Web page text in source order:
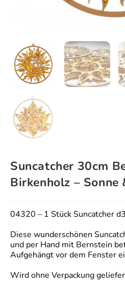
Suncatcher 30cm
Birkenholz – Sonne
04320 – 1 Stück Suncatcher
Diese wunderschönen
und per Hand mit Bernstein
Aufgehängt vor dem Fenster
Wird ohne Verpackung